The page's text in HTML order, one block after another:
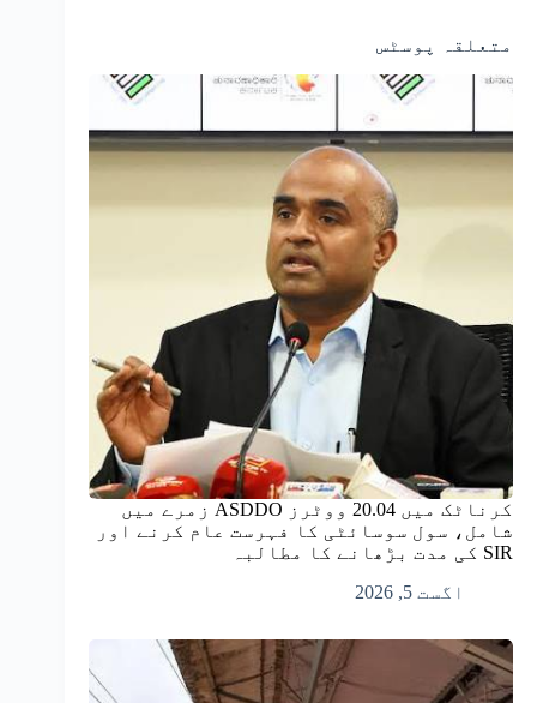
متعلقہ پوسٹس
کرناٹک میں 20.04 ووٹرز ASDDO زمرے میں
شامل، سول سوسائٹی کا فہرست عام کرنے اور
SIR کی مدت بڑھانے کا مطالبہ
اگست 5, 2026